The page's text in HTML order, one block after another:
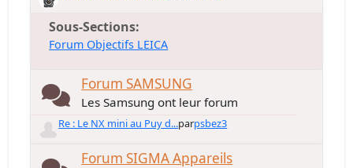
Sous-Sections
Forum Objectifs LEICA
Forum SAMSUNG
Les Samsung ont leur forum
Re : Le NX mini au Puy d...parpsbez3
Forum SIGMA Appareils